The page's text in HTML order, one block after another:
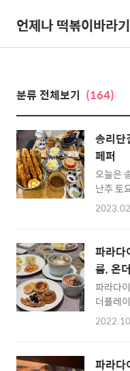
언제나 떡볶이바라기
분류 전체보기 (164)
송리단
페퍼
오늘은
난주 토
오랜만
고 있었
봤습
때까지
이 다 들
뉴판입
해서 에
이네요.
파라다
룸, 온
파라다
더플레
라다이
높고, 공
파라다